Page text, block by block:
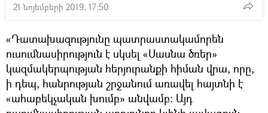
21 նոյեմբերի 2019, 17:50
«Դատախազությունը պատրաստակամորեն
ուսումնասիրություն է սկսել «Սասնա ծռեր»
կազմակերպության հերյուրանքի հիման վրա, որը,
ի դեպ, հանրության շրջանում առավել հայտնի է
«ահաբեկչական խումբ» անվամբ: Այդ